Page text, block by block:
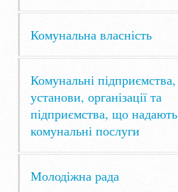
Комунальна власність
Комунальні підприємства,
установи, організації та
підприємства, що надають
комунальні послуги
Молодіжна рада